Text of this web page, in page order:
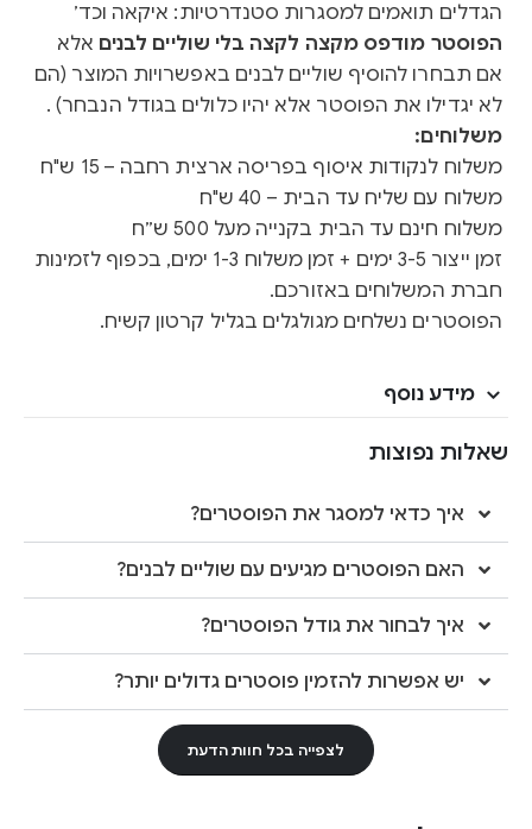
הגדלים תואמים למסגרות סטנדרטיות: איקאה וכד׳
הפוסטר מודפס מקצה לקצה בלי שוליים לבנים אלא
אם תבחרו להוסיף שוליים לבנים באפשרויות המוצר (הם
לא יגדילו את הפוסטר אלא יהיו כלולים בגודל הנבחר) .
משלוחים:
משלוח לנקודות איסוף בפריסה ארצית רחבה – 15 ש"ח
משלוח עם שליח עד הבית – 40 ש"ח
משלוח חינם עד הבית בקנייה מעל 500 ש״ח
זמן ייצור 3-5 ימים + זמן משלוח 1-3 ימים, בכפוף לזמינות
חברת המשלוחים באזורכם.
הפוסטרים נשלחים מגולגלים בגליל קרטון קשיח.
מידע נוסף
שאלות נפוצות
איך כדאי למסגר את הפוסטרים?
האם הפוסטרים מגיעים עם שוליים לבנים?
איך לבחור את גודל הפוסטרים?
יש אפשרות להזמין פוסטרים גדולים יותר?
לצפייה בכל חוות הדעת